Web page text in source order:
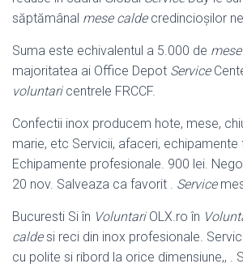
săptămânal mese caldecredincioşilor
Suma este echivalentul a 5.000 de
majoritatea ai Office Depot Service
voluntaricentrele FRCCF.
Confectii inox producem hote, mese,
marie, etc Servicii, afaceri, echipamente
Echipamente profesionale. 900 lei.
20 nov. Salveaza ca favorit . Service
Bucuresti Si în VoluntariOLX.ro în
caldesi reci din inox profesionale.
cu polite si ribord la orice dimensiune,, .